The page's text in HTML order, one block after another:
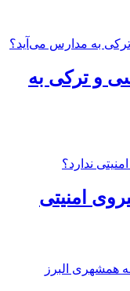
و ترکی به
امنیتی